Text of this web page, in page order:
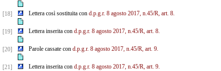
[18] Lettera così sostituita con d.p.g.r. 8 agosto 2017, n.45/R, art. 8.
[19] Lettera inserita con d.p.g.r. 8 agosto 2017, n.45/R, art. 8.
[20] Parole cassate con d.p.g.r. 8 agosto 2017, n.45/R, art. 9.
[21] Lettera inserita con d.p.g.r. 8 agosto 2017, n.45/R, art. 9.